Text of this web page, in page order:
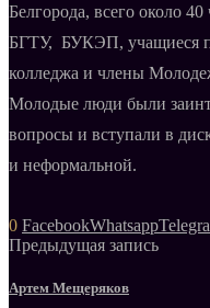
Белгорода, всего около
БГТУ, БУКЭП, учащиеся
колледжа и члены
Молодые люди были
вопросы и вступали в
и неформальной.
0 FacebookWhatsapp
Предыдущая запись
Артем Мещеряков